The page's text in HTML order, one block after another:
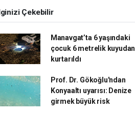
Çekebilir
Manavgat’ta 6 yaşındaki
çocuk 6 metrelik kuyudan
kurtarıldı
Prof. Dr. Gökoğlu'ndan
Konyaaltı uyarısı: Denize
girmek büyük risk